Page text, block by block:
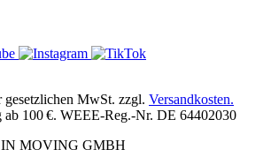
MwSt. zzgl. Versandkosten.
ab 100 €. WEEE-Reg.-Nr. DE 64402030
MOVING GMBH